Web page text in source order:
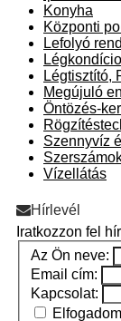
Konyha
Központi
Lefolyó
Légtisztító,
Megújuló
Öntözés-
Szennyvíz
Vízellátás
Hírlevél
Iratkozzon fel
Az Ön neve:
Email cím:
Kapcsolat: